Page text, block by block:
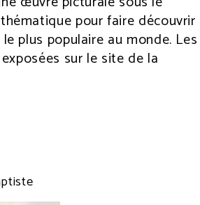
pour faire découvrir
plus populaire au monde. Les
sur le site de la